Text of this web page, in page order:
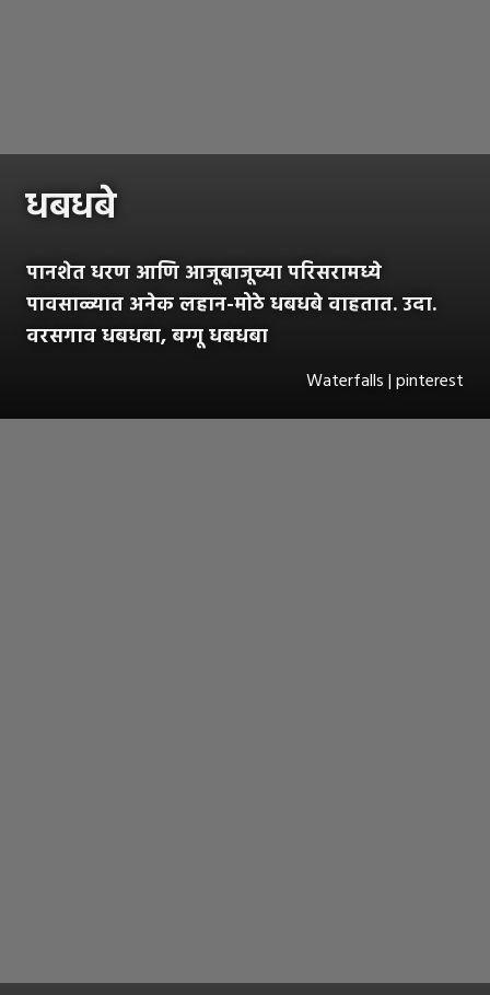
धबधबे
पानशेत धरण आणि आजूबाजूच्या परिसरामध्ये
पावसाळ्यात अनेक लहान-मोठे धबधबे वाहतात. उदा.
वरसगाव धबधबा, बग्गू धबधबा
Waterfalls | pinterest